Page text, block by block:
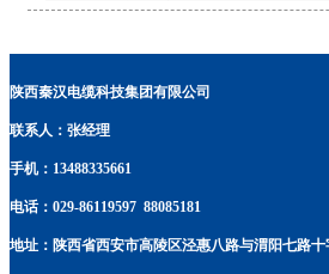
陕西秦汉电缆科技集团有限公司
联系人：张经理
手机：13488335661
电话：029-86119597 88085181
地址：陕西省西安市高陵区泾惠八路与渭阳七路十